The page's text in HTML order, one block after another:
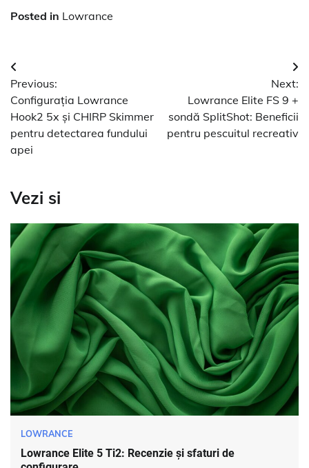
Posted in Lowrance
Navigare
în
articole
Previous:
Configurația Lowrance
Hook2 5x și CHIRP Skimmer
pentru detectarea fundului
apei
Next:
Lowrance Elite FS 9 +
sondă SplitShot: Beneficii
pentru pescuitul recreativ
Vezi si
LOWRANCE
Lowrance Elite 5 Ti2: Recenzie și sfaturi de